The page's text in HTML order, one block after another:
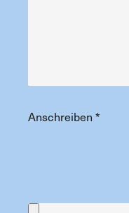
Anschreiben *